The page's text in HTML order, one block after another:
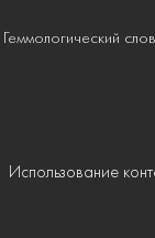
Геммологический
Использование